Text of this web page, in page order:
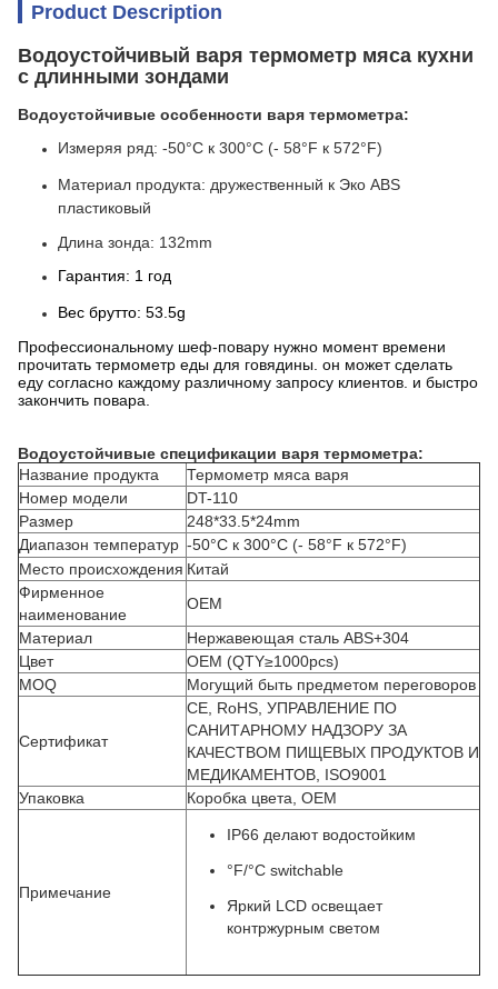
Product Description
Водоустойчивый варя термометр мяса кухни
с длинными зондами
Водоустойчивые особенности варя термометра:
Измеряя ряд: -50°C к 300°C (- 58°F к 572°F)
Материал продукта: дружественный к Эко ABS
пластиковый
Длина зонда: 132mm
Гарантия: 1 год
Вес брутто: 53.5g
Профессиональному шеф-повару нужно момент времени
прочитать термометр еды для говядины. он может сделать
еду согласно каждому различному запросу клиентов. и быстро
закончить повара.
Водоустойчивые спецификации варя термометра:
Название продукта
Термометр мяса варя
Номер модели
DT-110
Размер
248*33.5*24mm
Диапазон температур -50°C к 300°C (- 58°F к 572°F)
Место происхождения Китай
Фирменное
наименование
OEM
Материал
Нержавеющая сталь ABS+304
Цвет
OEM (QTY≥1000pcs)
MOQ
Могущий быть предметом переговоров
Сертификат
CE, RoHS, УПРАВЛЕНИЕ ПО
САНИТАРНОМУ НАДЗОРУ ЗА
КАЧЕСТВОМ ПИЩЕВЫХ ПРОДУКТОВ И
МЕДИКАМЕНТОВ, ISO9001
Упаковка
Коробка цвета, OEM
Примечание
IP66 делают водостойким
°F/°C switchable
Яркий LCD освещает
контржурным светом